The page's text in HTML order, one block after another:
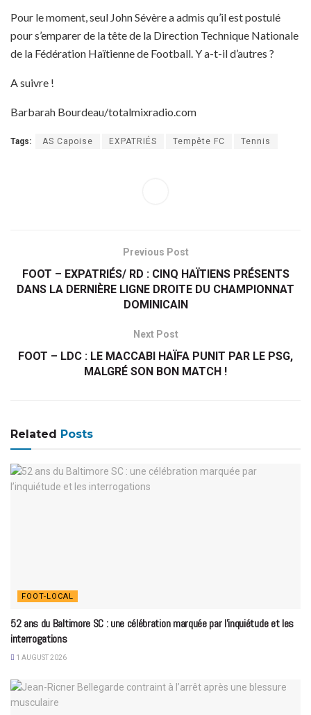
Pour le moment, seul John Sévère a admis qu’il est postulé
pour s’emparer de la tête de la Direction Technique Nationale
de la Fédération Haïtienne de Football. Y a-t-il d’autres ?
A suivre !
Barbarah Bourdeau/totalmixradio.com
Tags: AS Capoise EXPATRIÉS Tempête FC Tennis
Previous Post
FOOT – EXPATRIÉS/ RD : CINQ HAÏTIENS PRÉSENTS
DANS LA DERNIÈRE LIGNE DROITE DU CHAMPIONNAT
DOMINICAIN
Next Post
FOOT – LDC : LE MACCABI HAÏFA PUNIT PAR LE PSG,
MALGRÉ SON BON MATCH !
Related Posts
FOOT-LOCAL
52 ans du Baltimore SC : une célébration marquée par l’inquiétude et les
interrogations
1 AUGUST 2026